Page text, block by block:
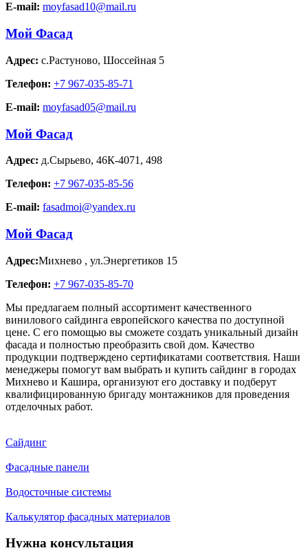
E-mail: moyfasad10@mail.ru
Мой Фасад
Адрес: с.Растуново, Шоссейная 5
Телефон: +7 967-035-85-71
E-mail: moyfasad05@mail.ru
Мой Фасад
Адрес: д.Сырьево, 46К-4071, 498
Телефон: +7 967-035-85-56
E-mail: fasadmoi@yandex.ru
Мой Фасад
Адрес:Михнево , ул.Энергетиков 15
Телефон: +7 967-035-85-70
Мы предлагаем полный ассортимент качественного
винилового сайдинга европейского качества по доступной
цене. С его помощью вы сможете создать уникальный дизайн
фасада и полностью преобразить свой дом. Качество
продукции подтверждено сертификатами соответствия. Наши
менеджеры помогут вам выбрать и купить сайдинг в городах
Михнево и Кашира, организуют его доставку и подберут
квалифицированную бригаду монтажников для проведения
отделочных работ.
Сайдинг
Фасадные панели
Водосточные системы
Калькулятор фасадных материалов
Нужна консультация